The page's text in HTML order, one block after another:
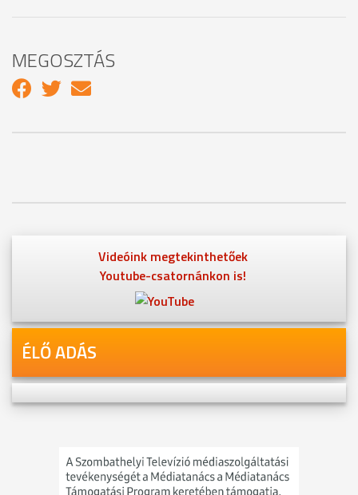
MEGOSZTÁS
Videóink megtekinthetőek
Youtube-csatornánkon is!
ÉLŐ ADÁS